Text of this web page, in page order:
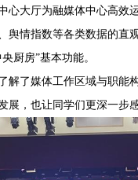
心大厅为融媒体中心高效
舆情指数等各类数据的直
厨房”基本功能。
解了媒体工作区域与职能
展，也让同学们更深一步